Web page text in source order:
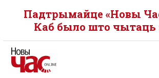
Падтрымайце «Новы
Каб было што чытаць